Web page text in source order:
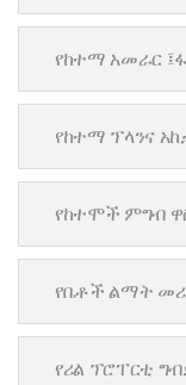
የከተማ አመራር
የከተማ ፕላንና
የከተሞች ምግብ
የቤቶች ልማት
የሪል ፕሮፐርቲ